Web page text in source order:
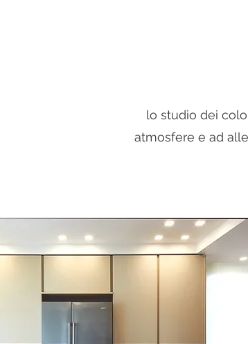
lo studio dei
atmosfere e ad